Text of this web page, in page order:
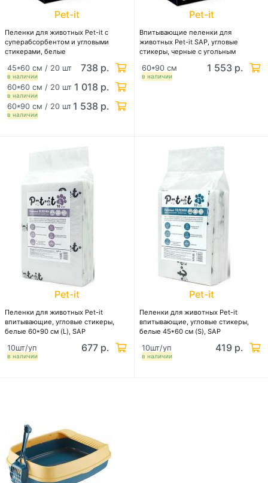
Pet-it
Пеленки для животных Pet-it с
суперабсорбентом и угловыми
стикерами, белые
в наличии
45*60 см / 20 шт 738 р.
в наличии
60*60 см / 20 шт 1 018 р.
в наличии
60*90 см / 20 шт 1 538 р.
Pet-it
Впитывающие пеленки для
животных Pet-it SAP, угловые
стикеры, черные с угольным
в наличии
60*90 см 1 553 р.
Pet-it
Пеленки для животных Pet-it
впитывающие, угловые стикеры,
белые 60*90 см (L), SAP
в наличии
10шт/уп 677 р.
Pet-it
Пеленки для животных Pet-it
впитывающие, угловые стикеры,
белые 45*60 см (S), SAP
в наличии
10шт/уп 419 р.